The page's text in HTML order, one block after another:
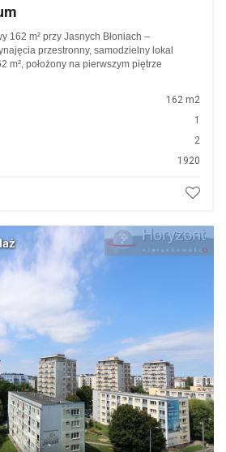
162 m² przy Jasnych Błoniach –
przestronny, samodzielny lokal
m², położony na pierwszym piętrze
162 m2
1
2
1920